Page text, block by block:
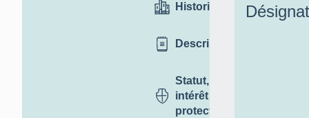
Historique
Description
Statut,
intérêt et
protection